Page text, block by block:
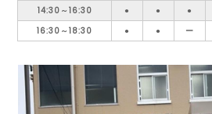
14:30～16:30
● ● ●
16:30～18:30
● ● ー